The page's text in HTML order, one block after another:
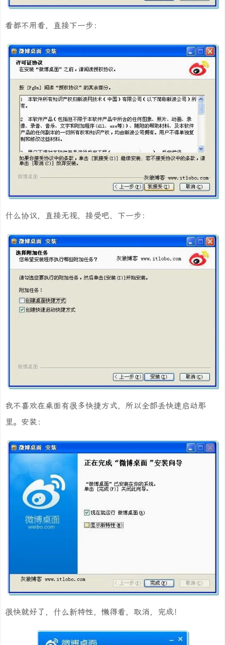
看都不用看，直接下一步：
什么协议，直接无视，接受吧，下一步：
我不喜欢在桌面有很多快捷方式，所以全部丢快速启动那
里。安装：
很快就好了，什么新特性，懒得看，取消，完成！